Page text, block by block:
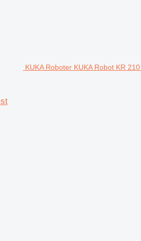
KUKA Roboter KUKA Robot KR